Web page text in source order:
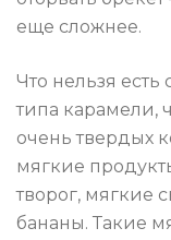
еще сложнее.
Что нельзя есть
типа карамели,
очень твердых
мягкие
творог, мягкие
бананы. Такие